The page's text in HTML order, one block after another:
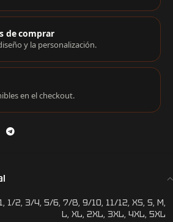
de comprar
y la personalización.
en el checkout.
, 1/2, 3/4, 5/6, 7/8, 9/10, 11/12, XS, S, M,
L, XL, 2XL, 3XL, 4XL, 5XL